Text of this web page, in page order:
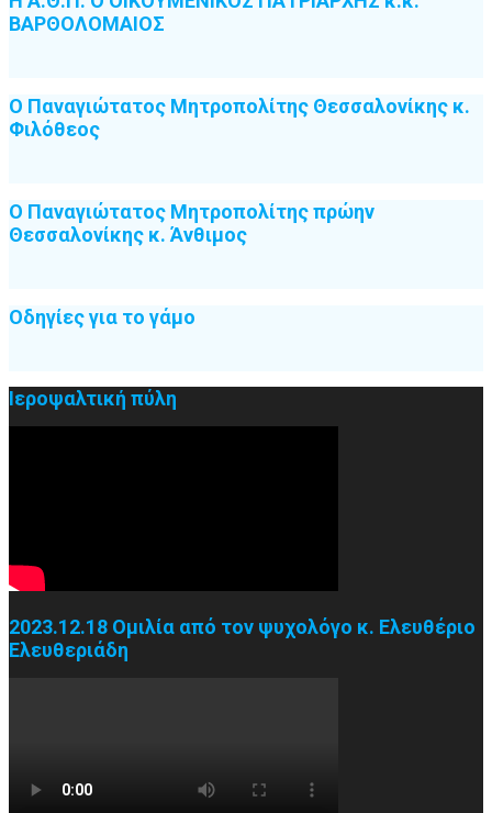
ΒΑΡΘΟΛΟΜΑΙΟΣ
Ο Παναγιώτατος Μητροπολίτης Θεσσαλονίκης κ.
Φιλόθεος
Ο Παναγιώτατος Μητροπολίτης πρώην
Θεσσαλονίκης κ. Άνθιμος
Οδηγίες για το γάμο
Ιεροψαλτική πύλη
2023.12.18 Ομιλία από τον ψυχολόγο κ. Ελευθέριο
Ελευθεριάδη